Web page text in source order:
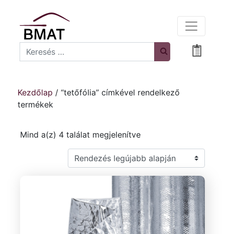
Search
Kezdőlap / “tetőfólia” címkével rendelkező
termékek
Mind a(z) 4 találat megjelenítveSorted by latest